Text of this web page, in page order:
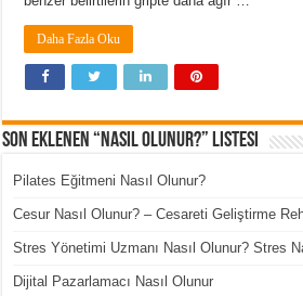
Daha Fazla Oku
Son Eklenen “Nasıl Olunur?” Listesi
Pilates Eğitmeni Nasıl Olunur?
Cesur Nasıl Olunur? – Cesareti Geliştirme
Stres Yönetimi Uzmanı Nasıl Olunur? Stres
Dijital Pazarlamacı Nasıl Olunur